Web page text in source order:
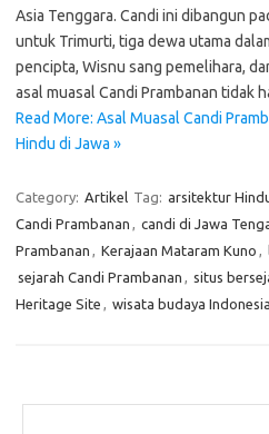
Asia Tenggara. Candi ini dibangun
untuk Trimurti, tiga dewa utama
pencipta, Wisnu sang pemelihara,
asal muasal Candi Prambanan tidak
Read More: Asal Muasal Candi
Hindu di Jawa »
Category: Artikel Tag: arsitektur
Candi Prambanan , candi di Jawa
Prambanan , Kerajaan Mataram Kuno ,
sejarah Candi Prambanan , situs
Heritage Site , wisata budaya Indonesia